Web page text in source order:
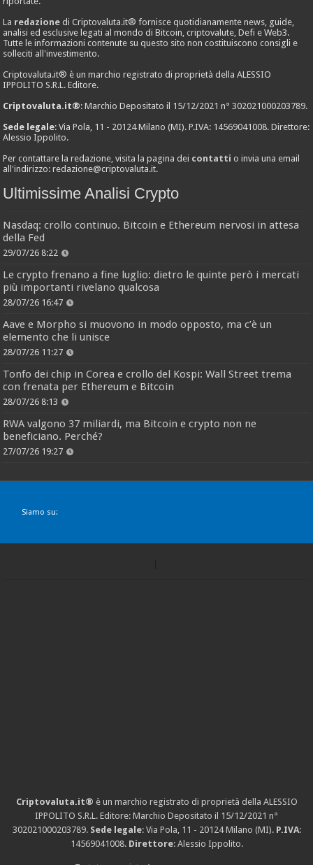
La redazione di Criptovaluta.it® fornisce quotidianamente news, guide,
analisi ed esclusive legati al mondo di Bitcoin, criptovalute, Defi e Web3.
Tutte le informazioni contenute su questo sito non costituiscono consigli e
solleciti all'investimento.
Criptovaluta.it® è un marchio registrato di proprietà della ALESSIO
IPPOLITO S.R.L. Editore.
Criptovaluta.it®: Marchio Depositato il 15/12/2021 n° 302021000203789.
Sede legale: Via Pola, 11 - 20124 Milano (MI). P.IVA: 14569041008. Direttore:
Alessio Ippolito.
Per contattare la redazione, visita la pagina dei contatti o invia una email
all'indirizzo:redazione@criptovaluta.it.
Ultimissime Analisi Crypto
Nasdaq: crollo continuo. Bitcoin e Ethereum nervosi in attesa
della Fed
29/07/26 8:22
Le crypto frenano a fine luglio: dietro le quinte però i mercati
più importanti rivelano qualcosa
28/07/26 16:47
Aave e Morpho si muovono in modo opposto, ma c’è un
elemento che li unisce
28/07/26 11:27
Tonfo dei chip in Corea e crollo del Kospi: Wall Street trema
con frenata per Ethereum e Bitcoin
28/07/26 8:13
RWA valgono 37 miliardi, ma Bitcoin e crypto non ne
beneficiano. Perché?
27/07/26 19:27
Siamo su:
Criptovaluta.it® è un marchio registrato di proprietà della ALESSIO
IPPOLITO S.R.L. Editore: Marchio Depositato il 15/12/2021 n°
302021000203789. Sede legale: Via Pola, 11 - 20124 Milano (MI). P.IVA:
14569041008. Direttore: Alessio Ippolito.